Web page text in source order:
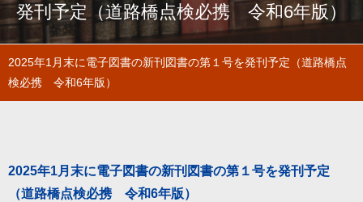
発刊予定（道路橋点検必携 令和6年版）
2025年1月末に電子図書の新刊図書の第１号を発刊予定（道路橋点
検必携 令和6年版）
2025年1月末に電子図書の新刊図書の第１号を発刊予定
（道路橋点検必携 令和6年版）